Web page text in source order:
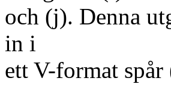
och (j). Denna
in i
ett V-format spår